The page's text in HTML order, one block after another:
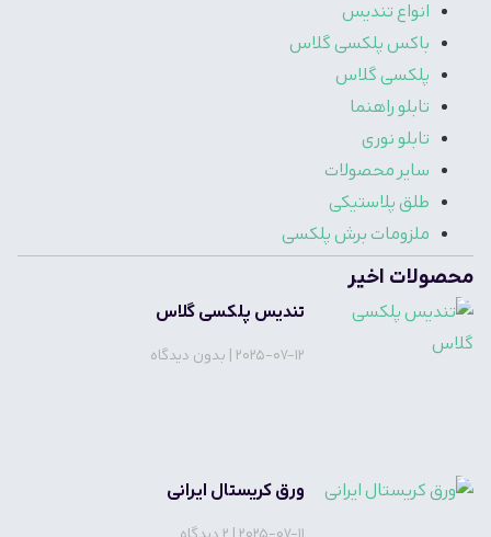
انواع تندیس
باکس پلکسی گلاس
پلکسی گلاس
تابلو راهنما
تابلو نوری
سایر محصولات
طلق پلاستیکی
ملزومات برش پلکسی
محصولات اخیر
تندیس پلکسی گلاس
2025-07-12 بدون دیدگاه
ورق کریستال ایرانی